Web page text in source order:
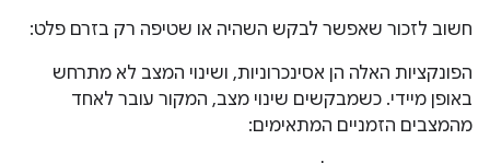
חשוב לזכור שאפשר לבקש השהיה או שטיפה רק בזרם פלט:
הפונקציות האלה הן אסינכרוניות, ושינוי המצב לא מתרחש
באופן מיידי. כשמבקשים שינוי מצב, המקור עובר לאחד
מהמצבים הזמניים המתאימים: